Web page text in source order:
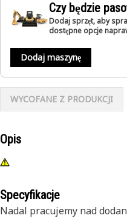
Czy będzie
Dodaj sprzęt, aby
dostępne opcje
Dodaj maszynę
WYCOFANE Z PRODUKCJI
Opis
Specyfikacje
Nadal pracujemy nad